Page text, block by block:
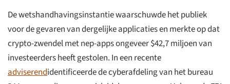
De wetshandhavingsinstantie waarschuwde het publiek
voor de gevaren van dergelijke applicaties en merkte op dat
crypto-zwendel met nep-apps ongeveer $42,7 miljoen van
investeerders heeft gestolen. In een recente
adviserendidentificeerde de cyberafdeling van het bureau